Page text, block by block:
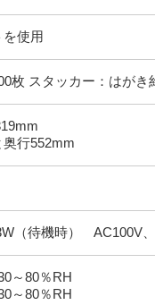
使用
枚 スタッカー：はがき
行552mm
（待機時） AC100V
～80％RH
～80％RH